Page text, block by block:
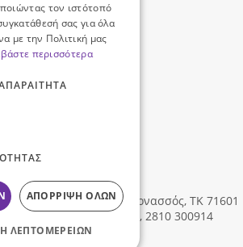
Ηροδότου 96, Νέα Αλικαρνασσός, ΤΚ 71601
info@aventisshoes.gr, 2810 300914
All rights reserved
τον ιστότοπό
σας για όλα
με την Πολιτική μας
περισσότερα
ΑΠΌΡΡΙΨΗ ΌΛΩΝ
ΛΕΠΤΟΜΕΡΕΙΏΝ